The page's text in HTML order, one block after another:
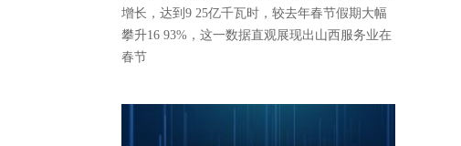
增长，达到9 25亿千瓦时，较去年春节假期大幅
攀升16 93%，这一数据直观展现出山西服务业在
春节